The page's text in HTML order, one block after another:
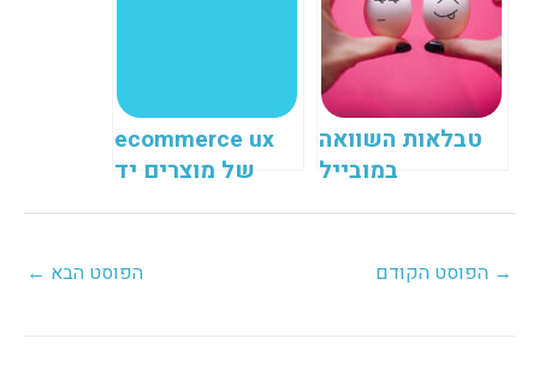
טבלאות השוואה
במובייל
ecommerce ux
של מוצרים יד
→ הפוסט הקודם הפוסט הבא ←